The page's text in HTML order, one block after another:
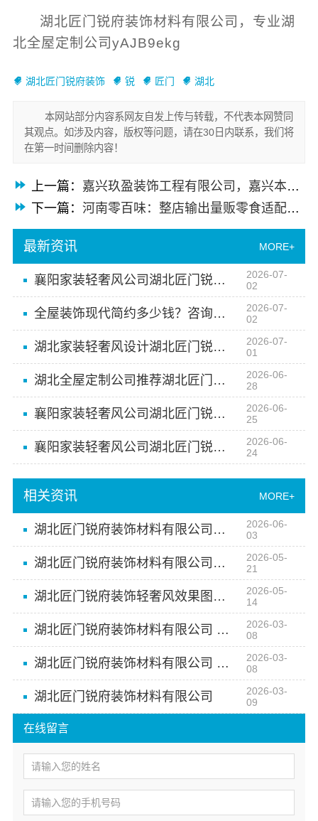
在线留言
湖北匠门锐府装饰材料有限公司，专业湖
北全屋定制公司yAJB9ekg
湖北匠门锐府装饰 锐 匠门 湖北
本网站部分内容系网友自发上传与转载，不代表本网赞同
其观点。如涉及内容，版权等问题，请在30日内联系，我们将
在第一时间删除内容！
上一篇： 嘉兴玖盈装饰工程有限公司，嘉兴本地省心全屋装修一站式服务
下一篇： 河南零百味：整店输出量贩零食适配全场景
最新资讯 MORE+
襄阳家装轻奢风公司湖北匠门锐府装饰材料有限公司
2026-07-
02
全屋装饰现代简约多少钱？咨询湖北匠门锐府装饰材料有限公司
2026-07-
02
湖北家装轻奢风设计湖北匠门锐府装饰材料有限公司
2026-07-
01
湖北全屋定制公司推荐湖北匠门锐府装饰材料有限公司
2026-06-
28
襄阳家装轻奢风公司湖北匠门锐府装饰材料有限公司
2026-06-
25
襄阳家装轻奢风公司湖北匠门锐府装饰材料有限公司
2026-06-
24
相关资讯 MORE+
湖北匠门锐府装饰材料有限公司，专业湖北全屋定制公司
2026-06-
03
湖北匠门锐府装饰材料有限公司湖北家装轻奢风设计
2026-05-
21
湖北匠门锐府装饰轻奢风效果图赏析
2026-05-
14
湖北匠门锐府装饰材料有限公司 高端定制 匠心传承
2026-03-
08
湖北匠门锐府装饰材料有限公司 空间美学工厂 让家更有温度
2026-03-
08
湖北匠门锐府装饰材料有限公司
2026-03-
09